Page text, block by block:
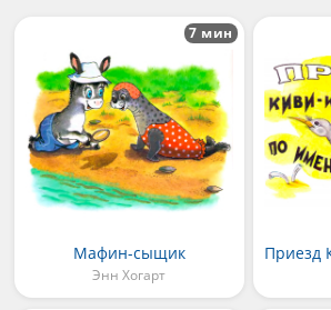
Мафин-сыщик
Энн Хогарт
7 мин